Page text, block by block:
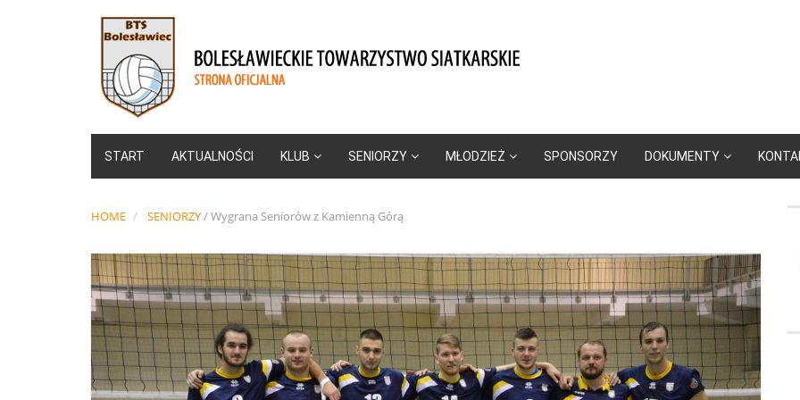
START AKTUALNOŚCI KLUB SENIORZY MŁODZIEŻ SPONSORZY DOKUMENTY
HOME SENIORZY/Wygrana Seniorów z Kamienną Górą